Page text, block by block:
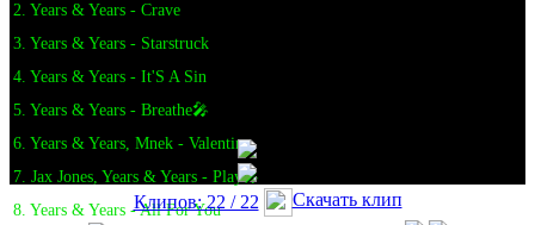
2. Years & Years - Crave
3. Years & Years - Starstruck
4. Years & Years - It'S A Sin
5. Years & Years - Breathe🎤
6. Years & Years, Mnek - Valentino
7. Jax Jones, Years & Years - Play🎤
8. Years & Years - All For You
Клипов: 22 / 22 Скачать клип